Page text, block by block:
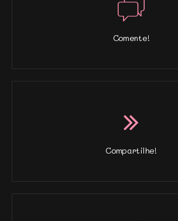
Comente!
Compartilhe!